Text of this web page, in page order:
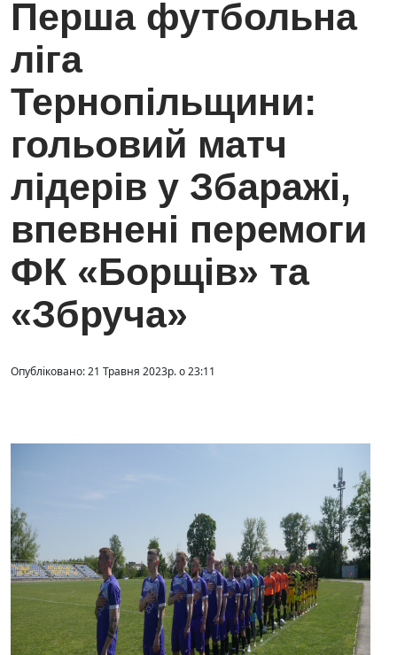
Перша футбольна
ліга
Тернопільщини:
гольовий матч
лідерів у Збаражі,
впевнені перемоги
ФК «Борщів» та
«Збруча»
Опубліковано: 21 Травня 2023р. о 23:11